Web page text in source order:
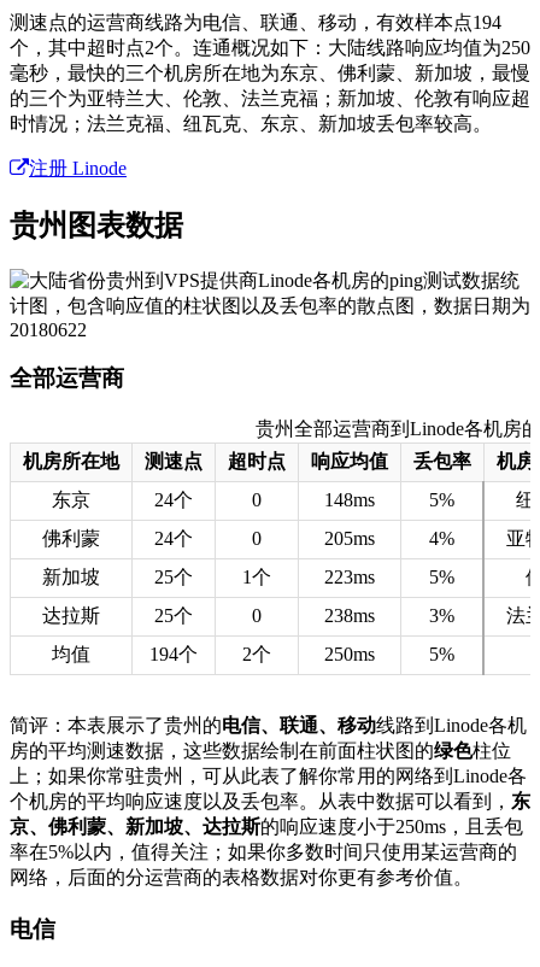
测速点的运营商线路为电信、联通、移动，有效样本点194
个，其中超时点2个。连通概况如下：大陆线路响应均值为250
毫秒，最快的三个机房所在地为东京、佛利蒙、新加坡，最慢
的三个为亚特兰大、伦敦、法兰克福；新加坡、伦敦有响应超
时情况；法兰克福、纽瓦克、东京、新加坡丢包率较高。
注册 Linode
贵州图表数据
全部运营商
贵州全部运营商到Linode各机房
机房所在地
测速点 超时点 响应均值 丢包率
机房
东京
24个 0 148ms 5%
纽
佛利蒙
24个 0 205ms 4%
亚
新加坡
25个 1个 223ms 5%
达拉斯
25个 0 238ms 3%
法
均值
194个 2个 250ms 5%
简评：本表展示了贵州的电信、联通、移动线路到Linode各机
房的平均测速数据，这些数据绘制在前面柱状图的绿色柱位
上；如果你常驻贵州，可从此表了解你常用的网络到Linode各
个机房的平均响应速度以及丢包率。从表中数据可以看到， 东
京、佛利蒙、新加坡、达拉斯的响应速度小于250ms，且丢包
率在5%以内，值得关注；如果你多数时间只使用某运营商的
网络，后面的分运营商的表格数据对你更有参考价值。
电信